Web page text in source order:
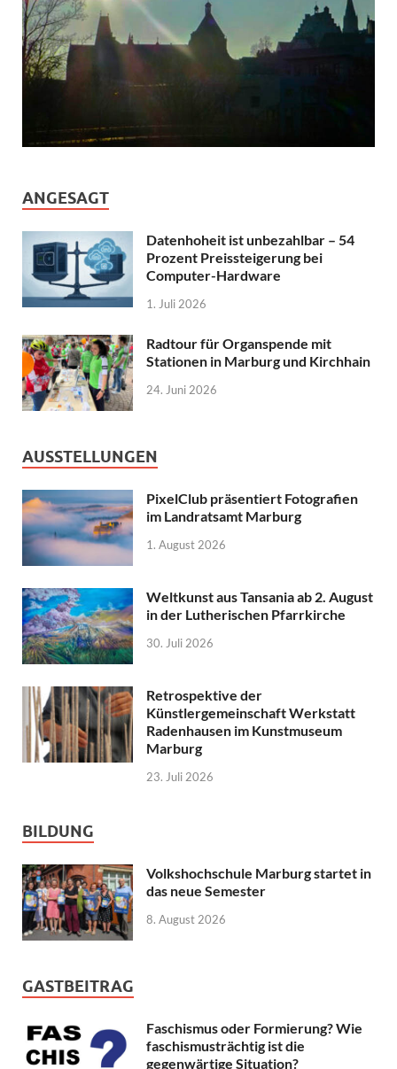
ANGESAGT
Datenhoheit ist unbezahlbar – 54
Prozent Preissteigerung bei
Computer-Hardware
1. Juli 2026
Radtour für Organspende mit
Stationen in Marburg und Kirchhain
24. Juni 2026
AUSSTELLUNGEN
PixelClub präsentiert Fotografien
im Landratsamt Marburg
1. August 2026
Weltkunst aus Tansania ab 2. August
in der Lutherischen Pfarrkirche
30. Juli 2026
Retrospektive der
Künstlergemeinschaft Werkstatt
Radenhausen im Kunstmuseum
Marburg
23. Juli 2026
BILDUNG
Volkshochschule Marburg startet in
das neue Semester
8. August 2026
GASTBEITRAG
Faschismus oder Formierung? Wie
faschismusträchtig ist die
gegenwärtige Situation?